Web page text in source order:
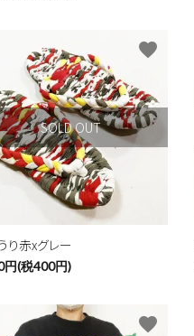
SOLD OUT
り赤xグレー
円(税400円)
favorite
favorite
検索する